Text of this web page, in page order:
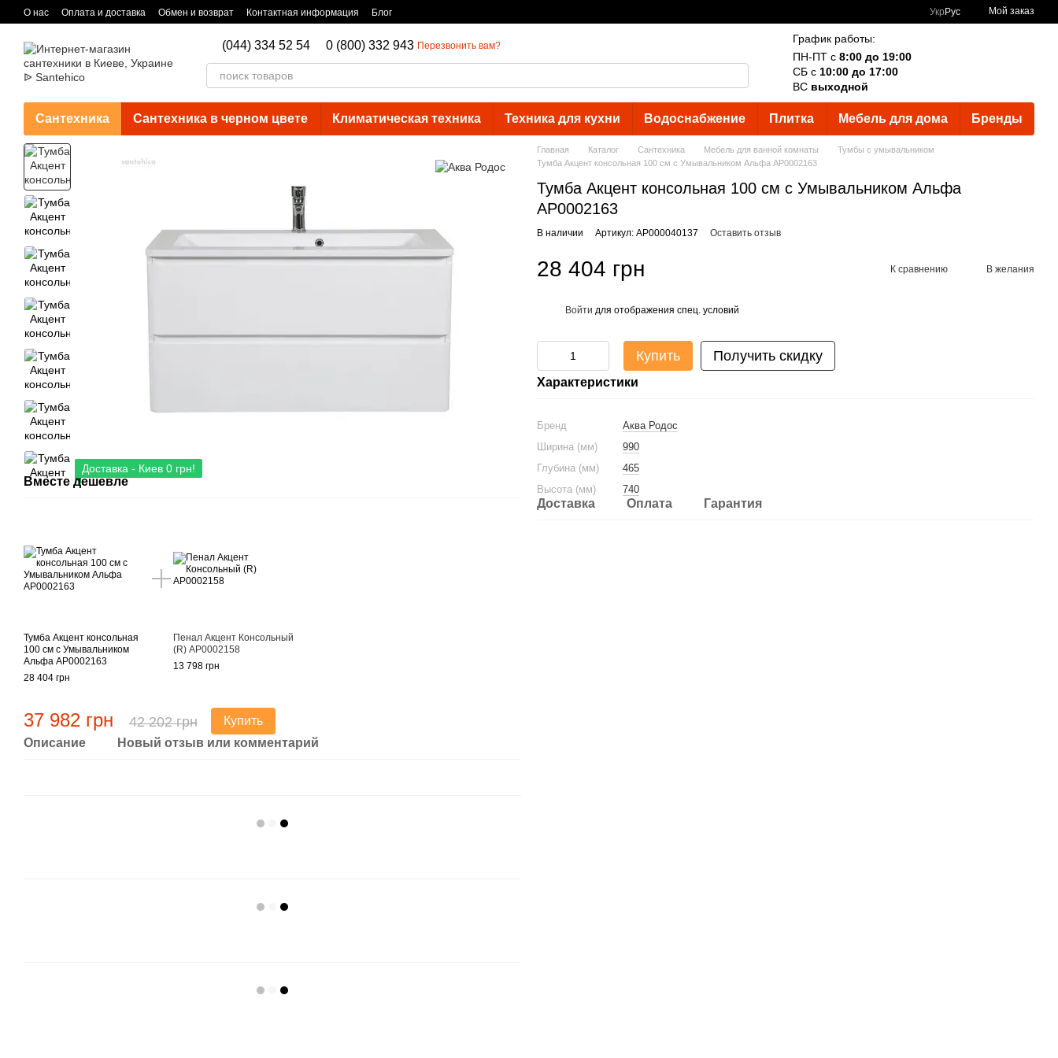
Перейти к основному контенту
О нас Оплата и доставка Обмен и возврат Контактная информация Блог Укр Рус Мой заказ
(044) 334 52 54 0 (800) 332 943 Перезвонить вам?
График работы:
ПН-ПТ с 8:00 до 19:00
СБ с 10:00 до 17:00
ВС выходной
Сантехника Сантехника в черном цвете Климатическая техника Техника для кухни Водоснабжение Плитка Мебель для дома Бренды
Доставка - Киев 0 грн!
Вместе дешевле
Тумба Акцент консольная
100 см с Умывальником
Альфа АР0002163
28 404 грн
Пенал Акцент Консольный
(R) АР0002158
13 798 грн
37 982 грн 42 202 грн
Купить
Описание
Новый отзыв или комментарий
Главная Каталог Сантехника Мебель для ванной комнаты
Тумбы с умывальником
Тумба Акцент консольная 100 см с Умывальником Альфа АР0002163
Тумба Акцент консольная 100 см с Умывальником Альфа
АР0002163
В наличии Артикул: АР000040137 Оставить отзыв
28 404 грн К сравнению В желания
Войти для отображения спец. условий
Купить Получить скидку
Характеристики
Бренд
Аква Родос
Ширина (мм)
990
Глубина (мм)
465
Высота (мм)
740
Доставка Оплата Гарантия